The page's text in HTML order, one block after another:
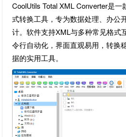
CoolUtils Total XML Converter是
式转换工具，专为数据处理、办公
计。软件支持XML与多种常见格式
令行自动化，界面直观易用，转换
据的实用工具。